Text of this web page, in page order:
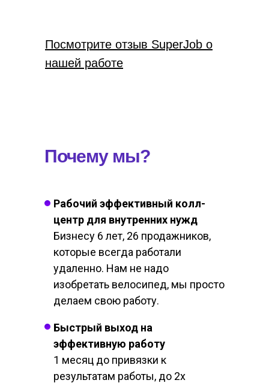
Посмотрите отзыв SuperJob о
нашей работе
Почему мы?
Рабочий эффективный колл-
центр для внутренних нужд
Бизнесу 6 лет, 26 продажников,
которые всегда работали
удаленно. Нам не надо
изобретать велосипед, мы просто
делаем свою работу.
Быстрый выход на
эффективную работу
1 месяц до привязки к
результатам работы, до 2х